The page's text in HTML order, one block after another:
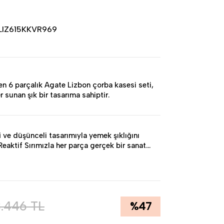
6 parçalık Agate Lizbon çorba kasesi seti,
şık bir tasarıma sahiptir.
düşünceli tasarımıyla yemek şıklığını
Sırımızla her parça gerçek bir sanat
kendi benzersiz karakterini ve eşsiz
da benzersiz renk değişiklikleri ve
benzersiz ve değerli kılar. Bu sayede
TL %47